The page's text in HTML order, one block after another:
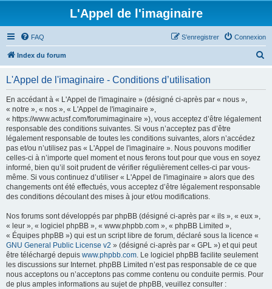
L'Appel de l'imaginaire
FAQ Connexion
S’enregistrer
Index du forum
L'Appel de l'imaginaire - Conditions d’utilisation
En accédant à « L'Appel de l'imaginaire » (désigné ci-après par « nous »,
« notre », « nos », « L'Appel de l'imaginaire »,
« https://www.actusf.com/forumimaginaire »), vous acceptez d’être légalement
responsable des conditions suivantes. Si vous n’acceptez pas d’être
légalement responsable de toutes les conditions suivantes, alors n’accédez
pas et/ou n’utilisez pas « L'Appel de l'imaginaire ». Nous pouvons modifier
celles-ci à n’importe quel moment et nous ferons tout pour que vous en soyez
informé, bien qu’il soit prudent de vérifier régulièrement celles-ci par vous-
même. Si vous continuez d’utiliser « L'Appel de l'imaginaire » alors que des
changements ont été effectués, vous acceptez d’être légalement responsable
des conditions découlant des mises à jour et/ou modifications.
Nos forums sont développés par phpBB (désigné ci-après par « ils », « eux »,
« leur », « logiciel phpBB », « www.phpbb.com », « phpBB Limited »,
« Équipes phpBB ») qui est un script libre de forum, déclaré sous la licence «
GNU General Public License v2 » (désigné ci-après par « GPL ») et qui peut
être téléchargé depuis www.phpbb.com. Le logiciel phpBB facilite seulement
les discussions sur Internet. phpBB Limited n’est pas responsable de ce que
nous acceptons ou n’acceptons pas comme contenu ou conduite permis. Pour
de plus amples informations au sujet de phpBB, veuillez consulter :